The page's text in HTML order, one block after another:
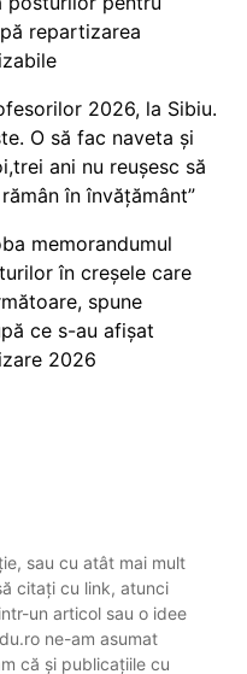
repartizarea
2026, la Sibiu.
O să fac naveta și
ani nu reușesc să
în învățământ”
memorandumul
în creșele care
spune
ce s-au afișat
2026
sau cu atât mai mult
citați cu link, atunci
un articol sau o idee
ne-am asumat
că și publicațiile cu